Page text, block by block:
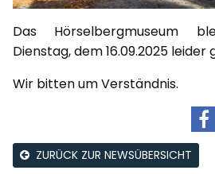
Das Hörselbergmuseum
Dienstag, dem 16.09.2025 leider
Wir bitten um Verständnis.
ZURÜCK ZUR NEWSÜBERSICHT